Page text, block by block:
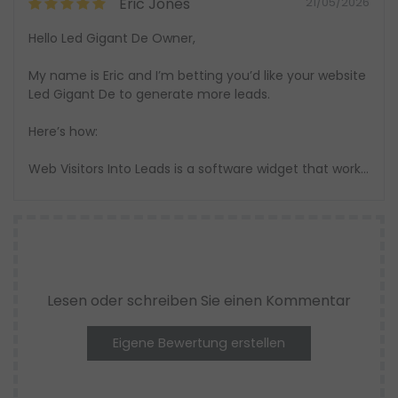
Hello Led Gigant De Owner,
My name is Eric and I’m betting you’d like your website
Led Gigant De to generate more leads.
Here’s how:
Web Visitors Into Leads is a software widget that works
Demo with Web Visitors Into Leads now to see exactly
for your business.
Lesen oder schreiben Sie einen Kommentar
Eigene Bewertung erstellen